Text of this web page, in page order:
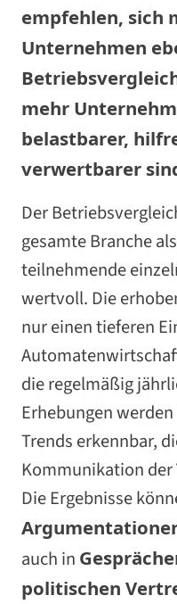
empfehlen, sich
Unternehmen
mehr
belastbarer,
verwertbarer
Der
gesamte Branche
teilnehmende
wertvoll. Die
nur einen tieferen
die regelmäßig
Erhebungen
Trends erkennbar,
Kommunikation
Die Ergebnisse
auch in
politischen